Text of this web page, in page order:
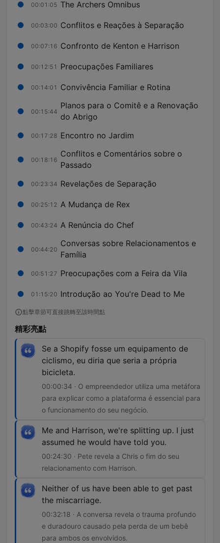
00:01:05 The Archers Omnibus
00:03:00 Conflitos e Reações à Separação
00:07:16 Confronto de Kenton e Harrison
00:12:51 Preocupações Familiares
00:14:01 Convivência Familiar e Rotina
00:15:44
Planos para o Comitê e a Renovação
do Abrigo
00:17:28 Encontro no Jardim
00:18:16
Conflitos e Comentários sobre o
Passado
00:23:34 Revelações de Separação
00:25:12 A Mudança de Rex
00:43:24 A Renúncia do Chef
00:44:20
Conversas sobre Relacionamentos e
Família
00:51:27 Preocupações com a Feira da Vila
01:15:20 Introdução ao You're Dead to Me
點擊章節可直接跳轉至該時間點
精彩亮點
Se a Shopify fosse um equipamento de
ciclismo, eu diria que seria a própria
bicicleta.
00:00:34 · O empreendedor utiliza uma metáfora
para explicar como a plataforma é essencial para
o funcionamento do seu negócio.
Me and Harrison, we're splitting up. I just
assumed he would have told you.
00:24:30 · Pete revela a Chris o fim do seu
relacionamento com Harrison.
Neither of us have been able to get past
the miscarriage.
00:32:18 · A conversa revela o trauma profundo
e duradouro causado pela perda de um bebê
para ambos os envolvidos.